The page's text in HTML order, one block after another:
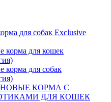
для собак Exclusive
корма для кошек
корма для собак
КОРМА С
ДЛЯ КОШЕК